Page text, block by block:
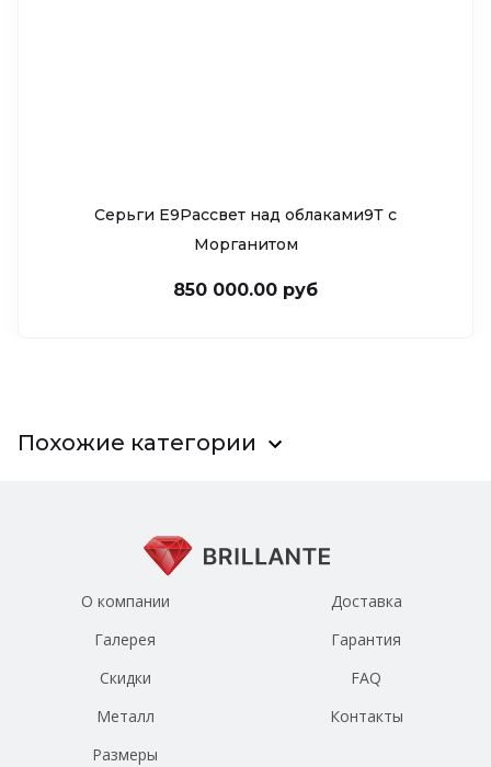
Серьги Е9Рассвет над облаками9Т c
Морганитом
850 000.00 руб
Похожие категории
О компании
Галерея
Скидки
Металл
Размеры
Доставка
Гарантия
FAQ
Контакты